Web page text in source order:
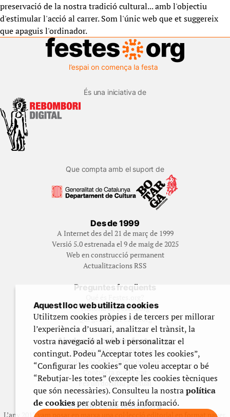
preservació de la nostra tradició cultural... amb l'objectiu
d'estimular l'acció al carrer. Som l'únic web que et suggereix
que apaguis l'ordinador.
És una iniciativa de
Que compta amb el suport de
Des de 1999
A Internet des del 21 de març de 1999
Versió 5.0 estrenada el 9 de maig de 2025
Web en construcció permanent
Actualitzacions RSS
Preguntes freqüents
Història de Festes.org
Qui gestiona Festes.org
Ajuda a fer créixer festes.org
Feste’n editor/contribuidor
Subscriu-t’hi/Feste’n mecenes
Contracta publicitat
Fes un donatiu puntual
Els llibres de festes.org
L’any 2012 vam posar en marxa una col·lecció editorial en format paper,
Aquest lloc web utilitza cookies
Utilitzem cookies pròpies i de tercers per millorar
l’experiència d’usuari, analitzar el trànsit, la
vostra navegació al web i personalitzar el
contingut. Podeu “Acceptar totes les cookies”,
“Configurar les cookies” que voleu acceptar o bé
“Rebutjar-les totes” (excepte les cookies tècniques
que són necessàries). Consulteu la nostrapolítica
de cookiesper obtenir més informació.